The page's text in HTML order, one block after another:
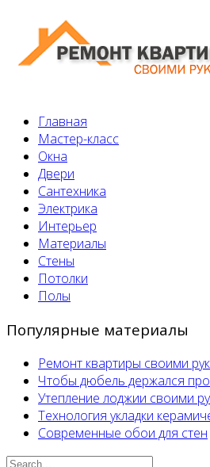
Главная
Мастер-класс
Окна
Двери
Сантехника
Электрика
Интерьер
Материалы
Стены
Потолки
Полы
Популярные материалы
Ремонт квартиры своими
Чтобы дюбель держался
Утепление лоджии своими
Технология укладки
Современные обои для стен